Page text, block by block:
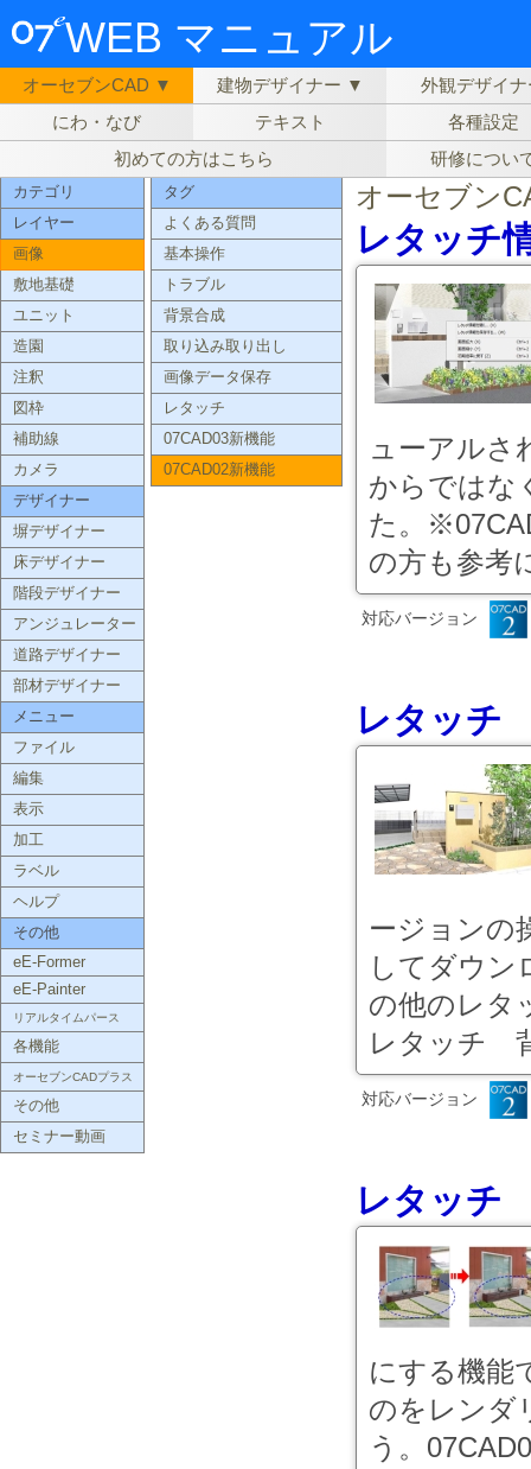
WEB マニュアル
オーセブンCAD ▼ 建物デザイナー ▼
外観デザイナ
にわ・なび
テキスト
各種設定
初めての方はこちら
研修につい
カテゴリ
レイヤー
画像
敷地基礎
ユニット
造園
注釈
図枠
補助線
カメラ
デザイナー
塀デザイナー
床デザイナー
階段デザイナー
アンジュレーター
道路デザイナー
部材デザイナー
メニュー
ファイル
編集
表示
加工
ラベル
ヘルプ
その他
eE-Former
eE-Painter
リアルタイムパース
各機能
オーセブンCADプラス
その他
セミナー動画
タグ
よくある質問
基本操作
トラブル
背景合成
取り込み取り出し
画像データ保存
レタッチ
07CAD03新機能
07CAD02新機能
オーセブン
レタッチ
ューアルさ
からではな
た。
の方も参考
対応バージョン
レタッチ
ージョンの
してダウン
の他のレタ
レタッチ
対応バージョン
レタッチ
にする機能
のをレンダ
う。